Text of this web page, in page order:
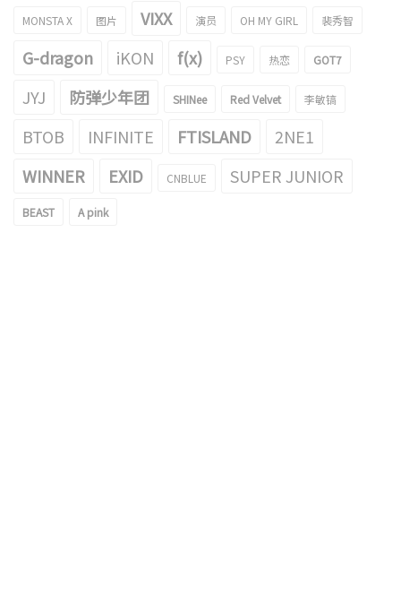
MONSTA X 图片 VIXX 演员 OH MY GIRL 裴秀智
G-dragon iKON f(x) PSY 热恋 GOT7
JYJ 防弹少年团 SHINee Red Velvet 李敏镐
BTOB INFINITE FTISLAND
2NE1
WINNER
EXID CNBLUE SUPER JUNIOR
BEAST A pink